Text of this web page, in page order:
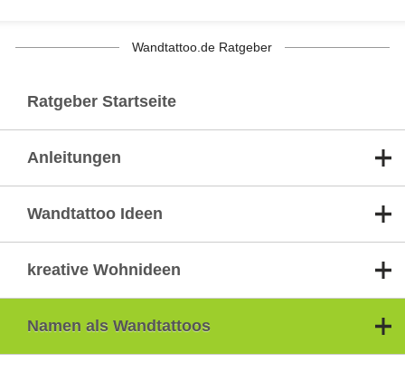
Wandtattoo.de Ratgeber
Ratgeber Startseite
Anleitungen
Wandtattoo Ideen
kreative Wohnideen
Namen als Wandtattoos